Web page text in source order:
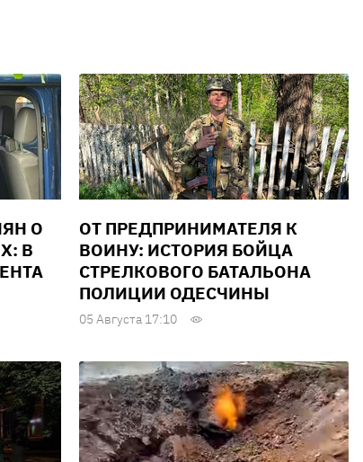
О
В
ОТ ПРЕДПРИНИМАТЕЛЯ К
ВОИНУ: ИСТОРИЯ БОЙЦА
СТРЕЛКОВОГО БАТАЛЬОНА
ПОЛИЦИИ ОДЕСЧИНЫ
05 Августа 17:10